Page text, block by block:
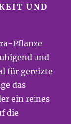
UND
Pflanze
und
für gereizte
das
ein reines
die